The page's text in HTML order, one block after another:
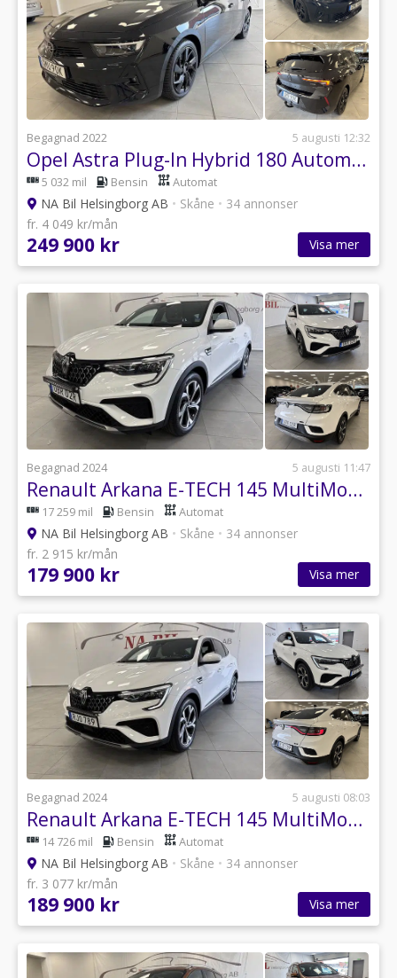
Begagnad 2022 5 augusti 12:32
Opel Astra Plug-In Hybrid 180 Automatisk, 180hk GS
5 032 mil Bensin Automat
NA Bil Helsingborg AB • Skåne • 34 annonser
fr. 4 049 kr/mån
249 900 kr Visa mer
Begagnad 2024 5 augusti 11:47
Renault Arkana E-TECH 145 MultiMode, 143hk
17 259 mil Bensin Automat
NA Bil Helsingborg AB • Skåne • 34 annonser
fr. 2 915 kr/mån
179 900 kr Visa mer
Begagnad 2024 5 augusti 08:03
Renault Arkana E-TECH 145 MultiMode, 143hk
14 726 mil Bensin Automat
NA Bil Helsingborg AB • Skåne • 34 annonser
fr. 3 077 kr/mån
189 900 kr Visa mer